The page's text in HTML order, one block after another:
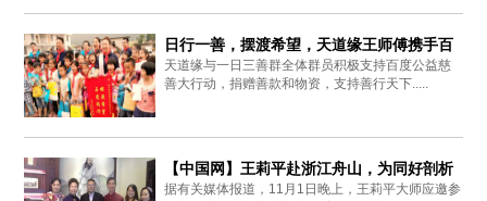
日行一善，摆渡希望，天道缘王师傅携手百
度爱心同行
天道缘与一日三善群全体群员积极支持百度公益慈
善大行动，捐赠善款和物资，支持善行天下.....
【中国网】王莉平赴浙江舟山，为同好剖析
周易思想
据有关媒体报道，11月1日晚上，王莉平大师应邀参